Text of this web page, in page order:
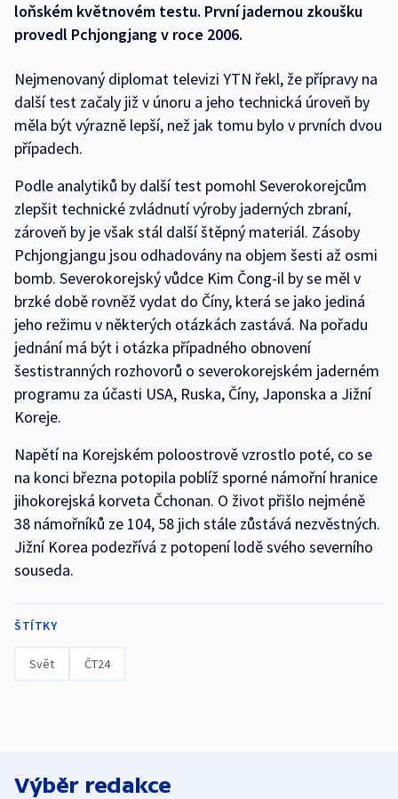
loňském květnovém testu. První jadernou zkoušku
provedl Pchjongjang v roce 2006.
Nejmenovaný diplomat televizi YTN řekl, že přípravy na
další test začaly již v únoru a jeho technická úroveň by
měla být výrazně lepší, než jak tomu bylo v prvních dvou
případech.
Podle analytiků by další test pomohl Severokorejcům
zlepšit technické zvládnutí výroby jaderných zbraní,
zároveň by je však stál další štěpný materiál. Zásoby
Pchjongjangu jsou odhadovány na objem šesti až osmi
bomb. Severokorejský vůdce Kim Čong-il by se měl v
brzké době rovněž vydat do Číny, která se jako jediná
jeho režimu v některých otázkách zastává. Na pořadu
jednání má být i otázka případného obnovení
šestistranných rozhovorů o severokorejském jaderném
programu za účasti USA, Ruska, Číny, Japonska a Jižní
Koreje.
Napětí na Korejském poloostrově vzrostlo poté, co se
na konci března potopila poblíž sporné námořní hranice
jihokorejská korveta Čchonan. O život přišlo nejméně
38 námořníků ze 104, 58 jich stále zůstává nezvěstných.
Jižní Korea podezřívá z potopení lodě svého severního
souseda.
ŠTÍTKY
Svět ČT24
Výběr redakce